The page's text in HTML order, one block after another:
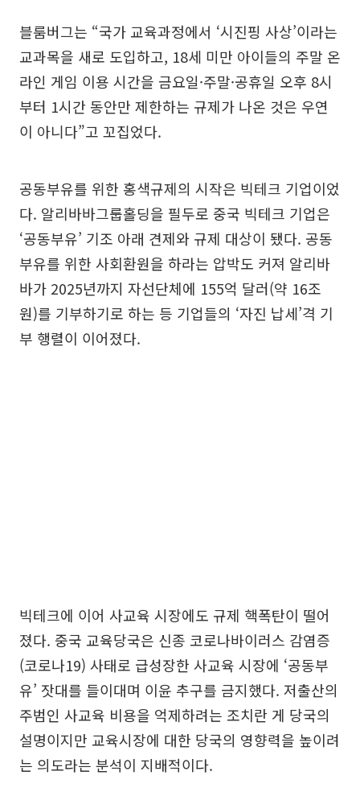
블룸버그는 “국가 교육과정에서 ‘시진핑 사상’이라는
교과목을 새로 도입하고, 18세 미만 아이들의 주말 온
라인 게임 이용 시간을 금요일·주말·공휴일 오후 8시
부터 1시간 동안만 제한하는 규제가 나온 것은 우연
이 아니다”고 꼬집었다.
공동부유를 위한 홍색규제의 시작은 빅테크 기업이었
다. 알리바바그룹홀딩을 필두로 중국 빅테크 기업은
‘공동부유’ 기조 아래 견제와 규제 대상이 됐다. 공동
부유를 위한 사회환원을 하라는 압박도 커져 알리바
바가 2025년까지 자선단체에 155억 달러(약 16조
원)를 기부하기로 하는 등 기업들의 ‘자진 납세’격 기
부 행렬이 이어졌다.
빅테크에 이어 사교육 시장에도 규제 핵폭탄이 떨어
졌다. 중국 교육당국은 신종 코로나바이러스 감염증
(코로나19) 사태로 급성장한 사교육 시장에 ‘공동부
유’ 잣대를 들이대며 이윤 추구를 금지했다. 저출산의
주범인 사교육 비용을 억제하려는 조치란 게 당국의
설명이지만 교육시장에 대한 당국의 영향력을 높이려
는 의도라는 분석이 지배적이다.